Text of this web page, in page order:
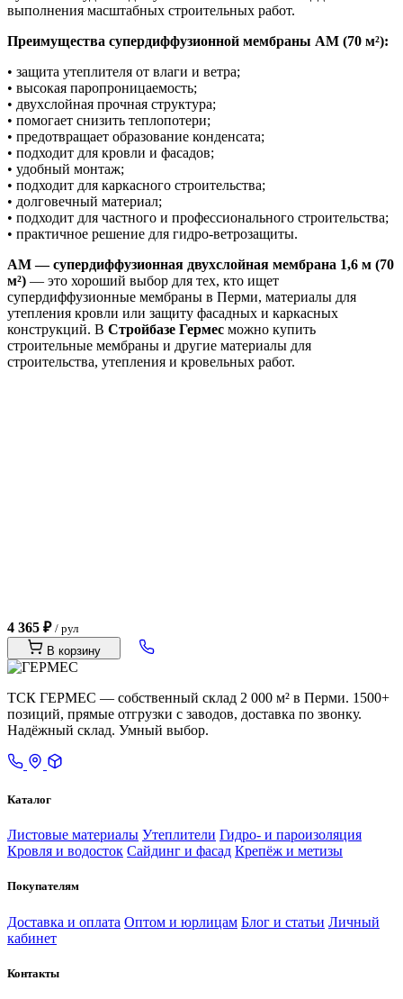
выполнения масштабных строительных работ.
Преимущества супердиффузионной мембраны AM (70 м²):
• защита утеплителя от влаги и ветра;
• высокая паропроницаемость;
• двухслойная прочная структура;
• помогает снизить теплопотери;
• предотвращает образование конденсата;
• подходит для кровли и фасадов;
• удобный монтаж;
• подходит для каркасного строительства;
• долговечный материал;
• подходит для частного и профессионального строительства;
• практичное решение для гидро-ветрозащиты.
AM — супердиффузионная двухслойная мембрана 1,6 м (70
м²) — это хороший выбор для тех, кто ищет
супердиффузионные мембраны в Перми, материалы для
утепления кровли или защиту фасадных и каркасных
конструкций. В Стройбазе Гермес можно купить
строительные мембраны и другие материалы для
строительства, утепления и кровельных работ.
4 365 ₽ / рул
В корзину
ТСК ГЕРМЕС — собственный склад 2 000 м² в Перми. 1500+
позиций, прямые отгрузки с заводов, доставка по звонку.
Надёжный склад. Умный выбор.
Каталог
Листовые материалы Утеплители Гидро- и пароизоляция
Кровля и водосток Сайдинг и фасад Крепёж и метизы
Покупателям
Доставка и оплата Оптом и юрлицам Блог и статьи Личный
кабинет
Контакты